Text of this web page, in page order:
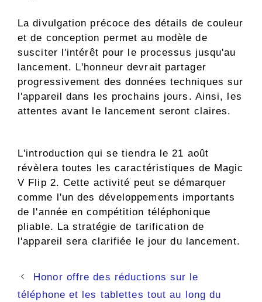
La divulgation précoce des détails de couleur
et de conception permet au modèle de
susciter l'intérêt pour le processus jusqu'au
lancement. L'honneur devrait partager
progressivement des données techniques sur
l'appareil dans les prochains jours. Ainsi, les
attentes avant le lancement seront claires.
L'introduction qui se tiendra le 21 août
révèlera toutes les caractéristiques de Magic
V Flip 2. Cette activité peut se démarquer
comme l'un des développements importants
de l'année en compétition téléphonique
pliable. La stratégie de tarification de
l'appareil sera clarifiée le jour du lancement.
Navigation
des
Honor offre des réductions sur le
téléphone et les tablettes tout au long du